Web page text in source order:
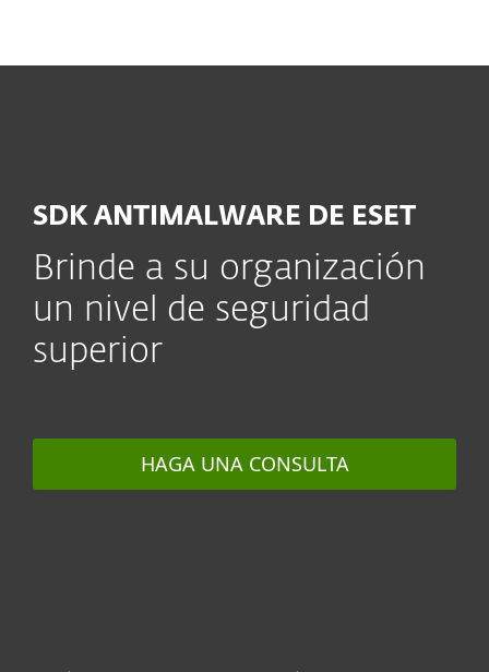
SDK ANTIMALWARE DE ESET
Brinde a su organización
un nivel de seguridad
superior
HAGA UNA CONSULTA